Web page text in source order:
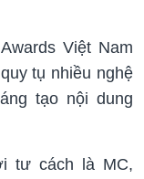
Việt Nam
tụ nhiều nghệ
tạo nội dung
tư cách là MC,